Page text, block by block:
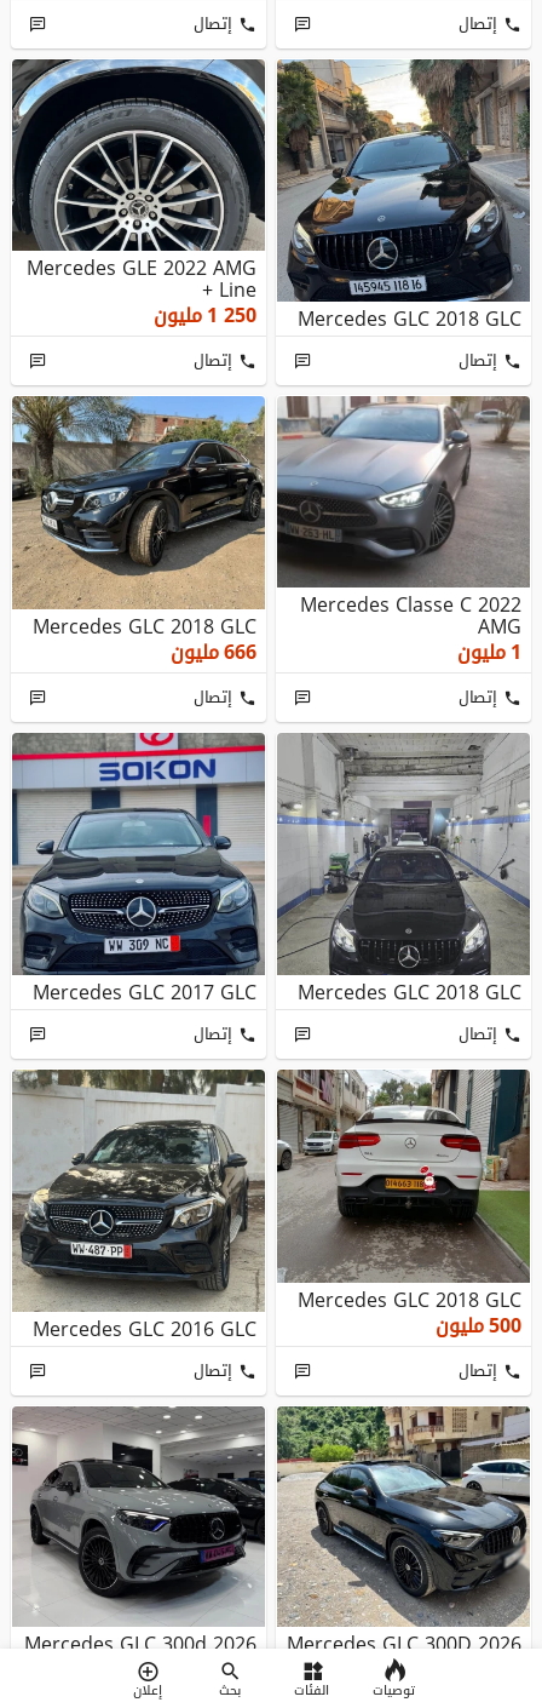
إتصال إتصال
Mercedes GLC 2018 GLC
إتصال
Mercedes GLE 2022 AMG
Line +
1 250مليون
إتصال
Mercedes Classe C 2022
AMG
1مليون
إتصال
Mercedes GLC 2018 GLC
666مليون
إتصال
Mercedes GLC 2018 GLC
إتصال
Mercedes GLC 2017 GLC
إتصال
Mercedes GLC 2018 GLC
500مليون
إتصال
Mercedes GLC 2016 GLC
إتصال
Mercedes GLC 300D 2026
Mercedes GLC 300d 2026
AMG
توصيات الفئات بحث إعلان